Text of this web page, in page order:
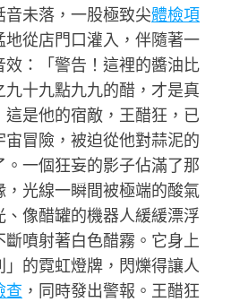
未落，一股極致尖體檢項
從店門口灌入，伴隨著一
：「警告！這裡的醬油比
十九點九九的醋，才是真
是他的宿敵，王醋狂，已
冒險，被迫從他對蒜泥的
一個狂妄的影子佔滿了那
光線一瞬間被極端的酸氣
像醋罐的機器人緩緩漂浮
噴射著白色醋霧。它身上
的霓虹燈牌，閃爍得讓人
查 ，同時發出警報。王醋狂